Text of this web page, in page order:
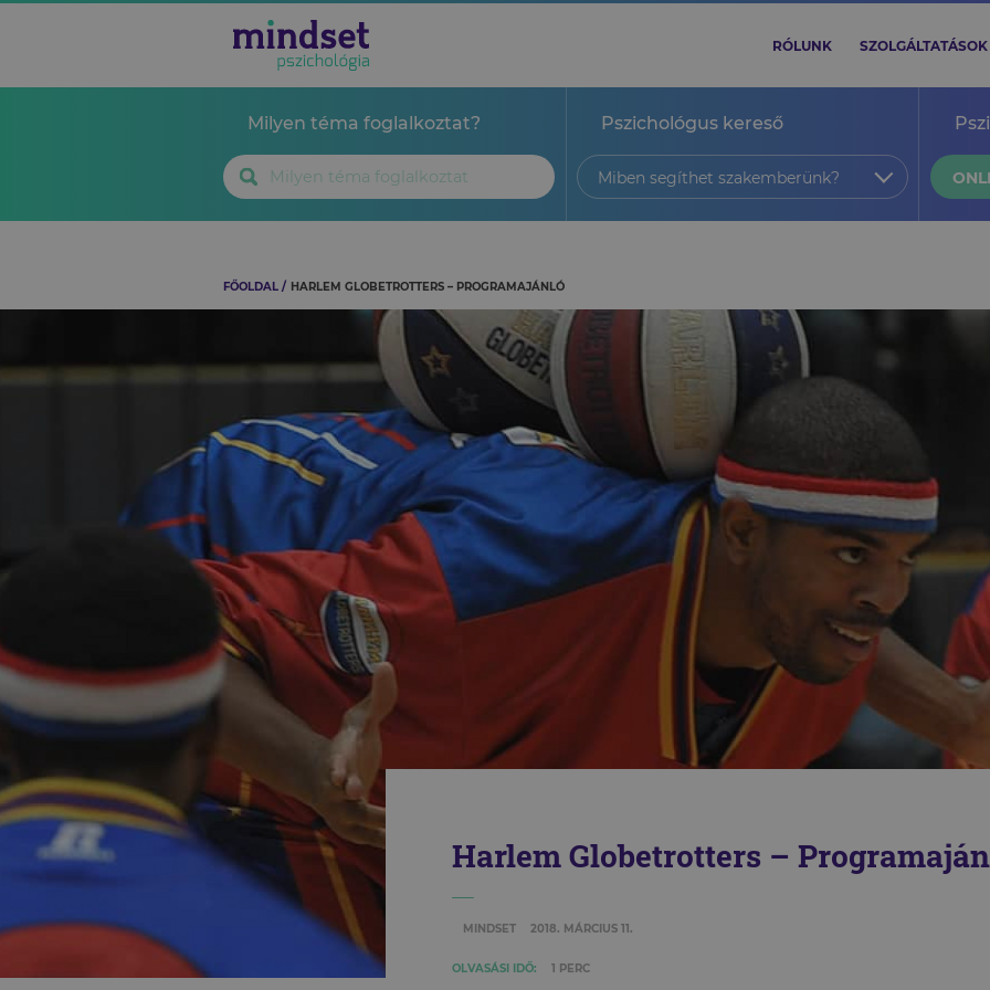
RÓLUNK SZOLGÁLTATÁSOK
Milyen téma foglalkoztat? Pszichológus kereső
Miben segíthet szakemberünk?
FŐOLDAL HARLEM GLOBETROTTERS – PROGRAMAJÁNLÓ
Harlem Globetrotters –
MINDSET 2018. MÁRCIUS 11.
OLVASÁSI IDŐ: 1 PERC